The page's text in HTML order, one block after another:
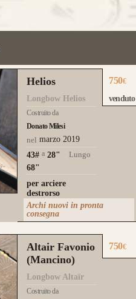
Helios
Longbow Helios
Costruito da
Donato Milesi
nel marzo 2019
43# a 28"
Lungo
68"
per arciere
destrorso
750€
venduto
Archi nuovi in pronta
consegna
Altair Favonio
(Mancino)
Longbow Altaïr
Costruito da
750€